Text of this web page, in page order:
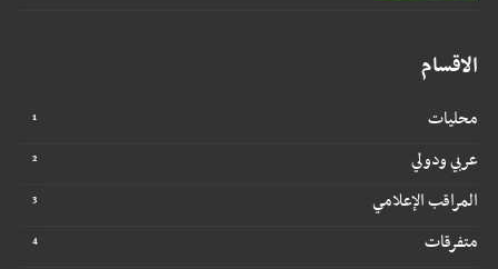
الاقسام
محليات
عربي ودولي
المراقب الإعلامي
متفرقات